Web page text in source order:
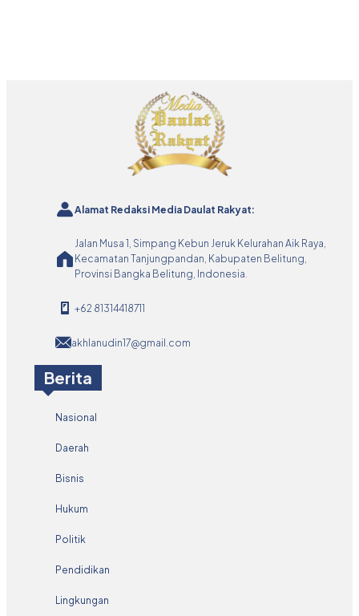
Alamat Redaksi Media Daulat Rakyat:
Jalan Musa 1, Simpang Kebun Jeruk Kelurahan Aik Raya,
Kecamatan Tanjungpandan, Kabupaten Belitung,
Provinsi Bangka Belitung, Indonesia.
+62 81314418711
akhlanudin17@gmail.com
Berita
Nasional
Daerah
Bisnis
Hukum
Politik
Pendidikan
Lingkungan